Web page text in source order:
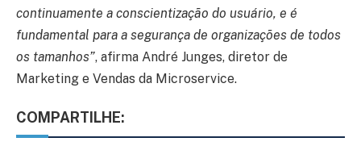
continuamente a conscientização do usuário, e é
fundamental para a segurança de organizações de todos
os tamanhos”, afirma André Junges, diretor de
Marketing e Vendas da Microservice.
COMPARTILHE: